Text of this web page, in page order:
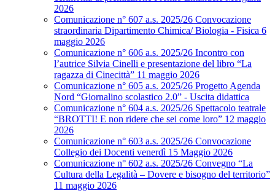
2026
Comunicazione n° 607 a.s. 2025/26 Convocazione
straordinaria Dipartimento Chimica/ Biologia - Fisica 6
maggio 2026
Comunicazione n° 606 a.s. 2025/26 Incontro con
l’autrice Silvia Cinelli e presentazione del libro “La
ragazza di Cinecittà” 11 maggio 2026
Comunicazione n° 605 a.s. 2025/26 Progetto Agenda
Nord “Giornalino scolastico 2.0” - Uscita didattica
Comunicazione n° 604 a.s. 2025/26 Spettacolo teatrale
“BROTTI! E non ridere che sei come loro” 12 maggio
2026
Comunicazione n° 603 a.s. 2025/26 Convocazione
Collegio dei Docenti venerdì 15 Maggio 2026
Comunicazione n° 602 a.s. 2025/26 Convegno “La
Cultura della Legalità – Dovere e bisogno del territorio”
11 maggio 2026